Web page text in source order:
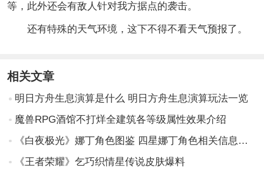
等，此外还会有敌人针对我方据点的袭击。
还有特殊的天气环境，这下不得不看天气预报了。
相关文章
明日方舟生息演算是什么 明日方舟生息演算玩法一览
魔兽RPG酒馆不打烊全建筑各等级属性效果介绍
《白夜极光》娜丁角色图鉴 四星娜丁角色相关信息一览
《王者荣耀》乞巧织情星传说皮肤爆料